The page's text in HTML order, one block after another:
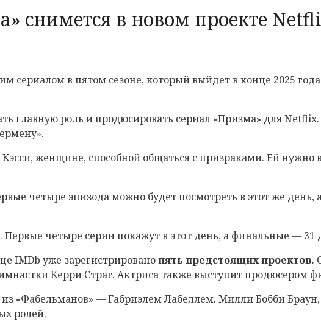
снимется в новом проекте
сериалом в пятом сезоне, который выйдет в конце 2025
главную роль и продюсировать сериал «Призма» для
женщине, способной общаться с призраками. Ей нужно
четыре эпизода можно будет посмотреть в этот же день,
четыре серии покажут в этот день, а финальные — 31
IMDb уже зарегистрированопять предстоящих проектов.
Керри Страг. Актриса также выступит продюсером
«Фабельманов» — Габриэлем Лабеллем. Милли Бобби
ролей.